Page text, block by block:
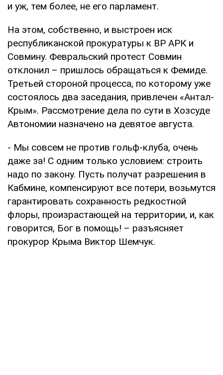
и уж, тем более, не его парламент.
На этом, собственно, и выстроен иск
республиканской прокуратуры к ВР АРК и
Совмину. Февральский протест Совмин
отклонил – пришлось обращаться к Фемиде.
Третьей стороной процесса, по которому уже
состоялось два заседания, привлечен «Антал-
Крым». Рассмотрение дела по сути в Хозсуде
Автономии назначено на девятое августа.
- Мы совсем не против гольф-клуба, очень
даже за! С одним только условием: строить
надо по закону. Пусть получат разрешения в
Кабмине, компенсируют все потери, возьмутся
гарантировать сохранность редкостной
флоры, произрастающей на территории, и, как
говорится, Бог в помощь! – разъясняет
прокурор Крыма Виктор Шемчук.